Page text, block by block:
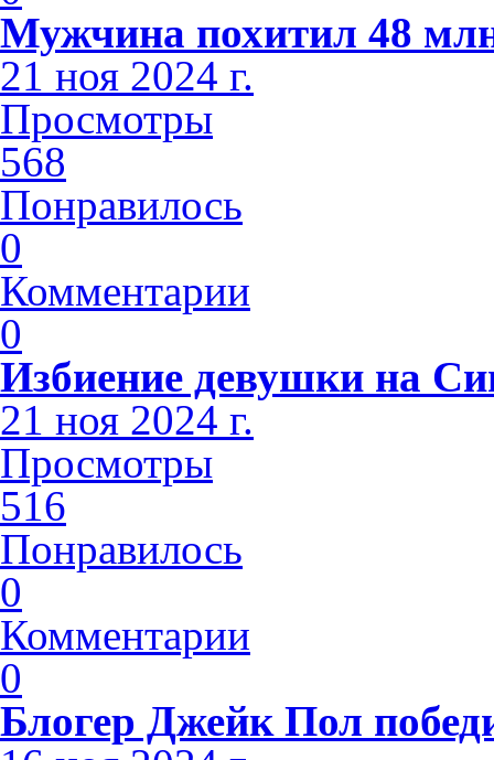
Мужчина похитил 48
21 ноя 2024 г.
Просмотры
568
Понравилось
0
Комментарии
0
Избиение девушки на
21 ноя 2024 г.
Просмотры
516
Понравилось
0
Комментарии
0
Блогер Джейк Пол